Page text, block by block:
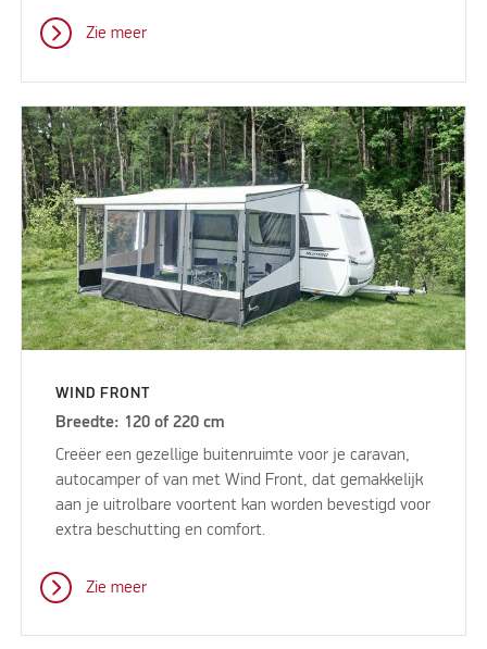
Zie meer
WIND FRONT
Breedte: 120 of 220 cm
Creëer een gezellige buitenruimte voor je caravan,
autocamper of van met Wind Front, dat gemakkelijk
aan je uitrolbare voortent kan worden bevestigd voor
extra beschutting en comfort.
Zie meer